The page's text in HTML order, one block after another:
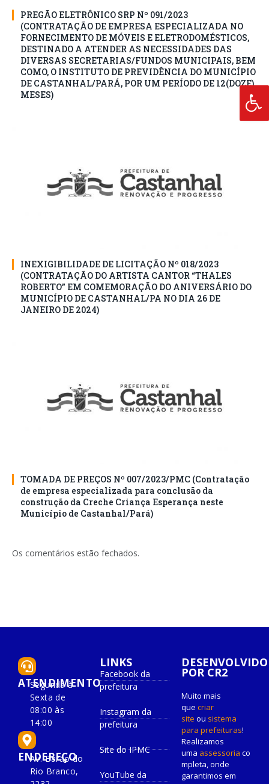
PREGÃO ELETRÔNICO SRP Nº 091/2023
(CONTRATAÇÃO DE EMPRESA ESPECIALIZADA NO
FORNECIMENTO DE MÓVEIS E ELETRODOMÉSTICOS,
DESTINADO A ATENDER AS NECESSIDADES DAS
DIVERSAS SECRETARIAS/FUNDOS MUNICIPAIS, BEM
COMO, O INSTITUTO DE PREVIDÊNCIA DO MUNICÍPIO
DE CASTANHAL/PARÁ, POR UM PERÍODO DE 12(DOZE)
MESES)
INEXIGIBILIDADE DE LICITAÇÃO Nº 018/2023
(CONTRATAÇÃO DO ARTISTA CANTOR “THALES
ROBERTO” EM COMEMORAÇÃO DO ANIVERSÁRIO DO
MUNICÍPIO DE CASTANHAL/PA NO DIA 26 DE
JANEIRO DE 2024)
TOMADA DE PREÇOS Nº 007/2023/PMC (Contratação
de empresa especializada para conclusão da
construção da Creche Criança Esperança neste
Município de Castanhal/Pará)
Os comentários estão fechados.
ATENDIMENTO
Segunda à
Sexta de
08:00 às
14:00
ENDEREÇO
Av. Barão do
Rio Branco,
LINKS
Facebook da
prefeitura
Instagram da
prefeitura
Site do IPMC
YouTube da
DESENVOLVIDO
POR CR2
Muito mais
que criar
site ou sistema
para prefeituras!
Realizamos
uma assessoria co
mpleta, onde
garantimos em